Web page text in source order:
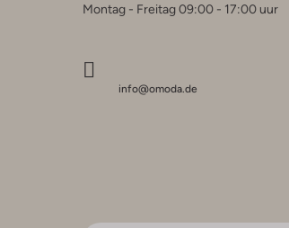
Montag - Freitag 09:00 - 17:00 uur
info@omoda.de